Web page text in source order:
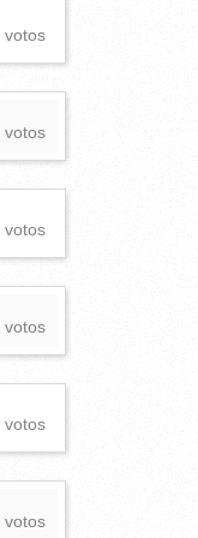
votos
votos
votos
votos
votos
votos